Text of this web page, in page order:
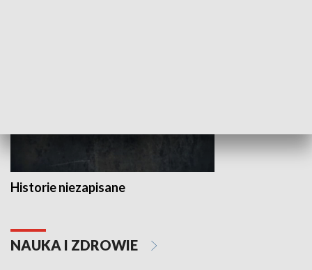
Historie niezapisane
NAUKA I ZDROWIE